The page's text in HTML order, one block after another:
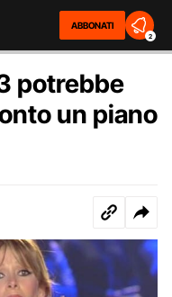
ABBONATI
2
potrebbe
un piano